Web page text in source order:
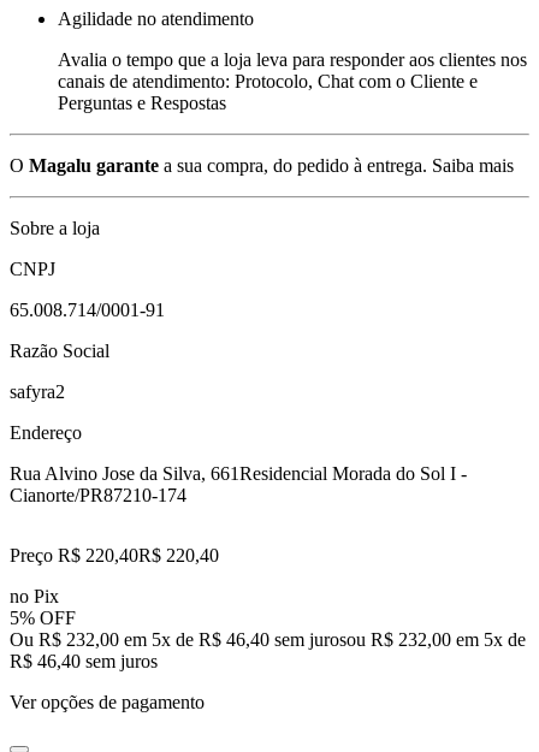
Agilidade no atendimento
Avalia o tempo que a loja leva para responder aos clientes nos
canais de atendimento: Protocolo, Chat com o Cliente e
Perguntas e Respostas
O Magalu garante a sua compra, do pedido à entrega. Saiba mais
Sobre a loja
CNPJ
65.008.714/0001-91
Razão Social
safyra2
Endereço
Rua Alvino Jose da Silva, 661Residencial Morada do Sol I -
Cianorte/PR87210-174
Preço R$ 220,40R$ 220,40
no Pix
5% OFF
Ou R$ 232,00 em 5x de R$ 46,40 sem jurosou R$ 232,00 em 5x de
R$ 46,40 sem juros
Ver opções de pagamento